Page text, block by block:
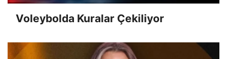
Voleybolda Kuralar Çekiliyor